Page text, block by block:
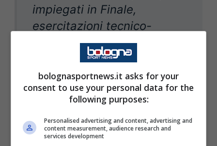
impiegati in Finale,
esercitazioni tecnico-
tattiche per gli altri.
Allenamento differenziato
per Jens Odgaard ed
Estanis Pedrola, terapie per
bolognasportnews.it asks for your
consent to use your personal data for the
following purposes:
Personalised advertising and content, advertising and
content measurement, audience research and
services development